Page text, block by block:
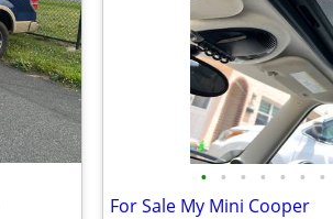
• • • • • • •
For Sale My Mini Cooper